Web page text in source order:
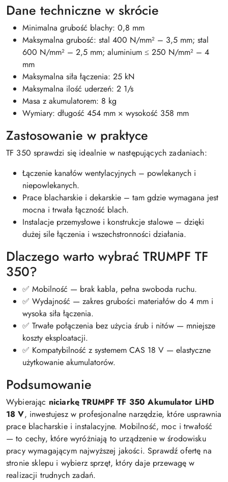
Dane techniczne w skrócie
Minimalna grubość blachy: 0,8 mm
Maksymalna grubość: stal 400 N/mm² – 3,5 mm; stal
600 N/mm² – 2,5 mm; aluminium ≤ 250 N/mm² – 4
mm
Maksymalna siła łączenia: 25 kN
Maksymalna ilość uderzeń: 2 1/s
Masa z akumulatorem: 8 kg
Wymiary: długość 454 mm × wysokość 358 mm
Zastosowanie w praktyce
TF 350 sprawdzi się idealnie w następujących zadaniach:
Łączenie kanałów wentylacyjnych – powlekanych i
niepowlekanych.
Prace blacharskie i dekarskie – tam gdzie wymagana jest
mocna i trwała łączność blach.
Instalacje przemysłowe i konstrukcje stalowe – dzięki
dużej sile łączenia i wszechstronności działania.
Dlaczego warto wybrać TRUMPF TF
350?
✅ Mobilność — brak kabla, pełna swoboda ruchu.
✅ Wydajność — zakres grubości materiałów do 4 mm i
wysoka siła łączenia.
✅ Trwałe połączenia bez użycia śrub i nitów — mniejsze
koszty eksploatacji.
✅ Kompatybilność z systemem CAS 18 V — elastyczne
użytkowanie akumulatorów.
Podsumowanie
Wybierając niciarkę TRUMPF TF 350 Akumulator LiHD
18 V, inwestujesz w profesjonalne narzędzie, które usprawnia
prace blacharskie i instalacyjne. Mobilność, moc i trwałość
— to cechy, które wyróżniają to urządzenie w środowisku
pracy wymagającym najwyższej jakości. Sprawdź ofertę na
stronie sklepu i wybierz sprzęt, który daje przewagę w
realizacji trudnych zadań.